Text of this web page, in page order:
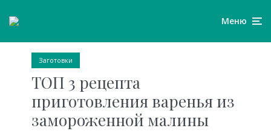
Меню
Заготовки
ТОП 3 рецепта
приготовления варенья из
замороженной малины